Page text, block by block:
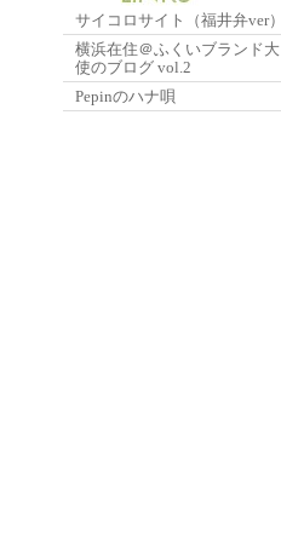
サイコロサイト（福井弁ver）
横浜在住＠ふくいブランド大
使のブログ vol.2
Pepinのハナ唄